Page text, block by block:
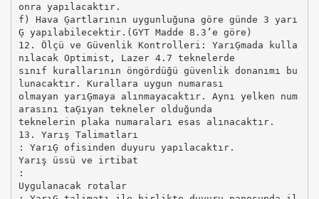
onra yapılacaktır.
f) Hava Ģartlarının uygunluğuna göre günde 3 yarı
Ģ yapılabilecektir.(GYT Madde 8.3’e göre)
12. Ölçü ve Güvenlik Kontrolleri: YarıĢmada kulla
nılacak Optimist, Lazer 4.7 teknelerde
sınıf kurallarının öngördüğü güvenlik donanımı bu
lunacaktır. Kurallara uygun numarası
olmayan yarıĢmaya alınmayacaktır. Aynı yelken num
arasını taĢıyan tekneler olduğunda
teknelerin plaka numaraları esas alınacaktır.
13. Yarış Talimatları
: YarıĢ ofisinden duyuru yapılacaktır.
Yarış üssü ve irtibat
:
Uygulanacak rotalar